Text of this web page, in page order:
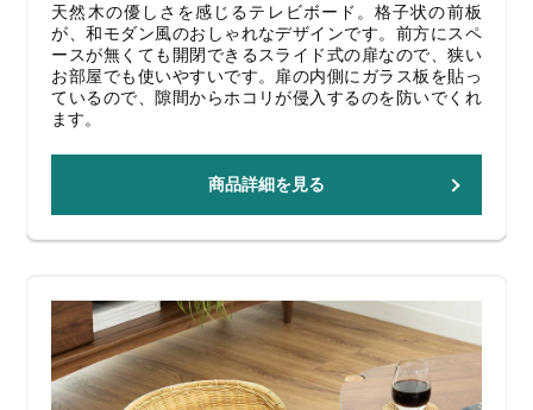
天然木の優しさを感じるテレビボード。格子状の前板
が、和モダン風のおしゃれなデザインです。前方にスペ
ースが無くても開閉できるスライド式の扉なので、狭い
お部屋でも使いやすいです。扉の内側にガラス板を貼っ
ているので、隙間からホコリが侵入するのを防いでくれ
ます。
商品詳細を見る